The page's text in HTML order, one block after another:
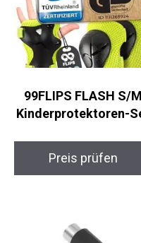
99FLIPS FLASH S/M
Kinderprotektoren-
Set
Preis prüfen